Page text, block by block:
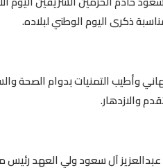
ذكرى اليوم الوطني لبلاده.
وأطيب التمنيات بدوام الصحة
والازدهار.
آل سعود ولي العهد رئيس